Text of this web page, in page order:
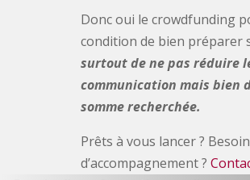
Donc oui le crowdfunding
condition de bien préparer
surtout de ne pas réduire
communication mais bien
somme recherchée.
Prêts à vous lancer ? Besoin
d’accompagnement ?